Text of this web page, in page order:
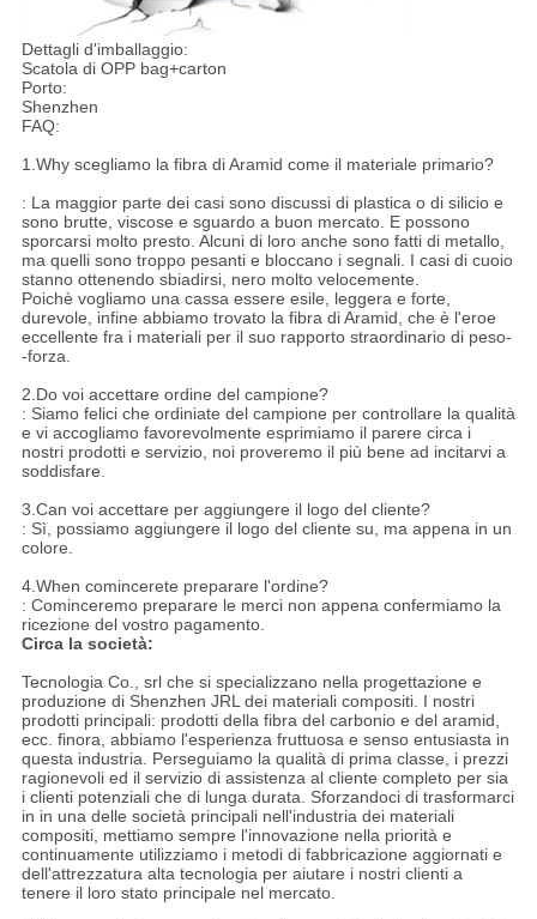
Dettagli d'imballaggio:
Scatola di OPP bag+carton
Porto:
Shenzhen
FAQ:
1.Why scegliamo la fibra di Aramid come il materiale primario?
: La maggior parte dei casi sono discussi di plastica o di silicio e
sono brutte, viscose e sguardo a buon mercato. E possono
sporcarsi molto presto. Alcuni di loro anche sono fatti di metallo,
ma quelli sono troppo pesanti e bloccano i segnali. I casi di cuoio
stanno ottenendo sbiadirsi, nero molto velocemente.
Poichè vogliamo una cassa essere esile, leggera e forte,
durevole, infine abbiamo trovato la fibra di Aramid, che è l'eroe
eccellente fra i materiali per il suo rapporto straordinario di peso-
-forza.
2.Do voi accettare ordine del campione?
: Siamo felici che ordiniate del campione per controllare la qualità
e vi accogliamo favorevolmente esprimiamo il parere circa i
nostri prodotti e servizio, noi proveremo il più bene ad incitarvi a
soddisfare.
3.Can voi accettare per aggiungere il logo del cliente?
: Sì, possiamo aggiungere il logo del cliente su, ma appena in un
colore.
4.When comincerete preparare l'ordine?
: Cominceremo preparare le merci non appena confermiamo la
ricezione del vostro pagamento.
Circa la società:
Tecnologia Co., srl che si specializzano nella progettazione e
produzione di Shenzhen JRL dei materiali compositi. I nostri
prodotti principali: prodotti della fibra del carbonio e del aramid,
ecc. finora, abbiamo l'esperienza fruttuosa e senso entusiasta in
questa industria. Perseguiamo la qualità di prima classe, i prezzi
ragionevoli ed il servizio di assistenza al cliente completo per sia
i clienti potenziali che di lunga durata. Sforzandoci di trasformarci
in in una delle società principali nell'industria dei materiali
compositi, mettiamo sempre l'innovazione nella priorità e
continuamente utilizziamo i metodi di fabbricazione aggiornati e
dell'attrezzatura alta tecnologia per aiutare i nostri clienti a
tenere il loro stato principale nel mercato.